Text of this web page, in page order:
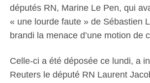
députés RN, Marine Le Pen, qui
« une lourde faute » de Sébastien
brandi la menace d’une motion de
Celle-ci a été déposée ce lundi, a
Reuters le député RN Laurent